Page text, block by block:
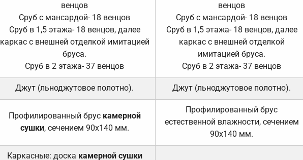
венцов
Сруб с мансардой- 18 венцов
Сруб в 1,5 этажа- 18 венцов, далее
каркас с внешней отделкой имитацией
бруса.
Сруб в 2 этажа- 37 венцов
венцов
Сруб с мансардой- 18 венцов
Сруб в 1,5 этажа- 18 венцов, далее
каркас с внешней отделкой
имитацией бруса.
Сруб в 2 этажа- 37 венцов
Джут (льноджутовое полотно). Джут (льноджутовое полотно).
Профилированный брус камерной
сушки, сечением 90х140 мм.
Профилированный брус
естественной влажности, сечением
90х140 мм.
Каркасные: доска камерной сушки